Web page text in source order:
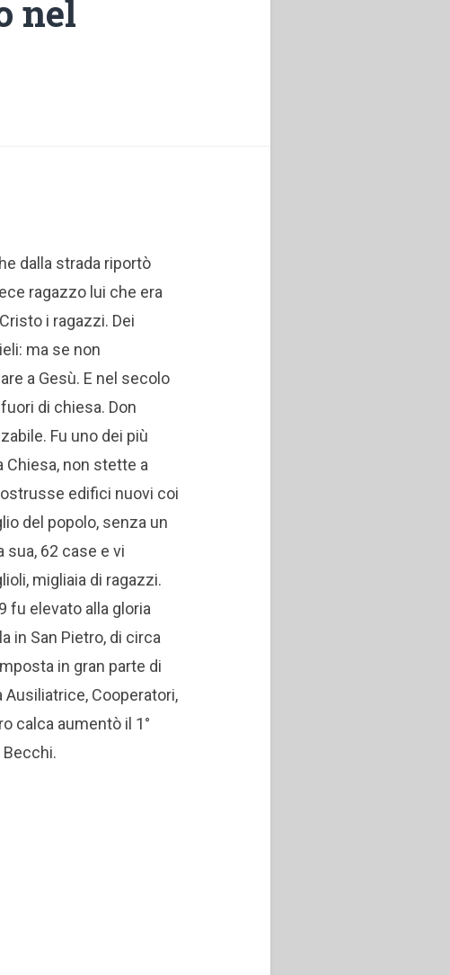
nel
dalla strada riportò
ragazzo lui che era
i ragazzi. Dei
ma se non
a Gesù. E nel secolo
di chiesa. Don
Fu uno dei più
non stette a
edifici nuovi coi
del popolo, senza un
sua, 62 case e vi
migliaia di ragazzi.
fu elevato alla gloria
in San Pietro, di circa
in gran parte di
Ausiliatrice, Cooperatori,
calca aumentò il 1°
Becchi.